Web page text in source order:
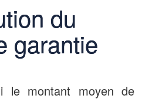
du
garantie
le montant moyen de